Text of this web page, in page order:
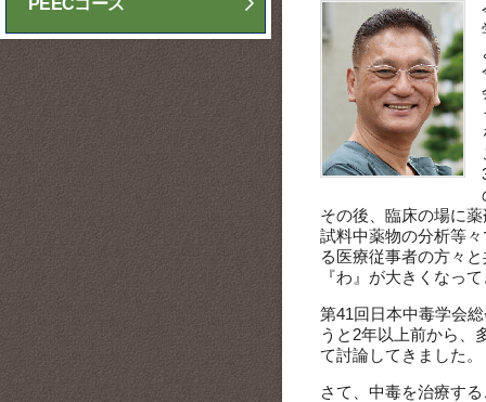
その後、臨床の場に
試料中薬物の分析等
る医療従事者の方々
『わ』が大きくなっ
第41回日本中毒学会
うと2年以上前から、
て討論してきました。
さて、中毒を治療す
PEECコース